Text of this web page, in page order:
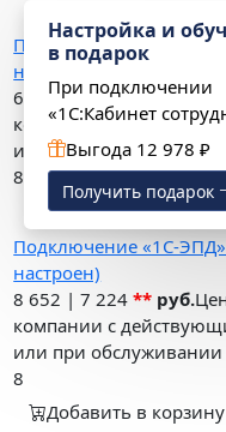
Подключение «1С-
настроен)
6 489|5 418** руб.
компании с
или при
8
Добавить в корзину
Подключение «1С-
настроен)
8 652 |7 224** руб.
компании с
или при
8
Добавить в корзину
Настройка и
в подарок
При подключении
«1С:Кабинет
Выгода 12 978 ₽
Получить подарок